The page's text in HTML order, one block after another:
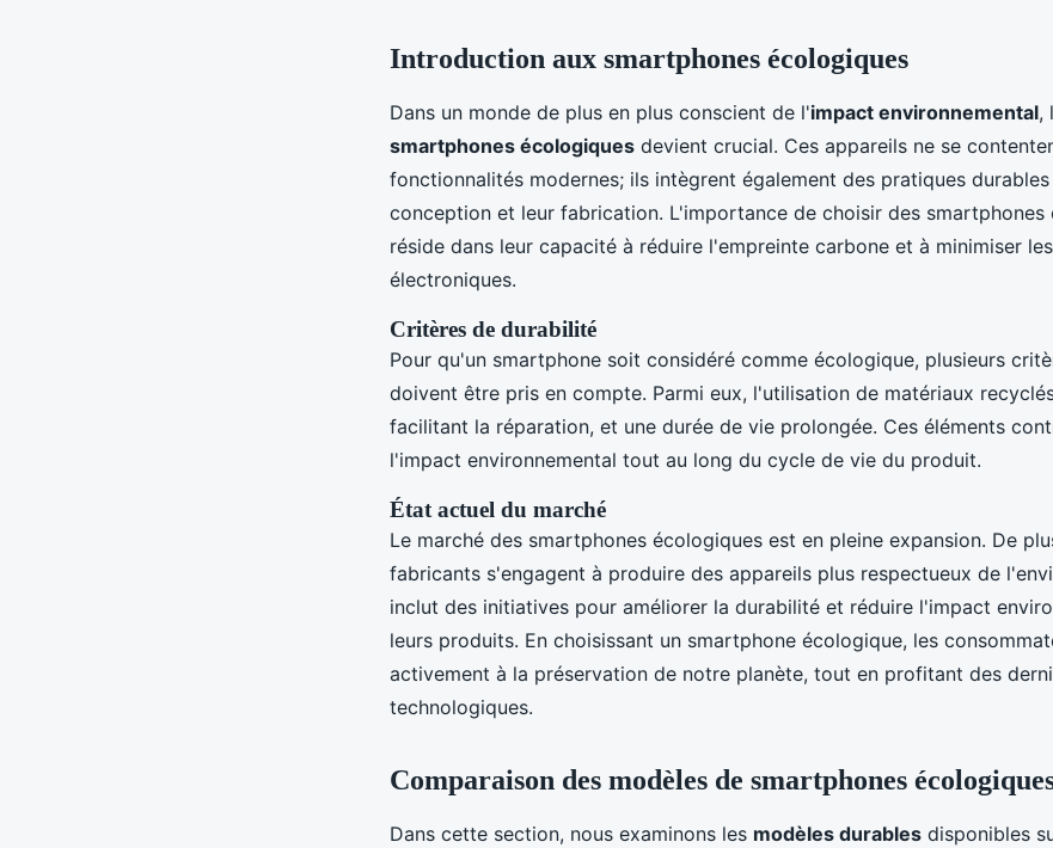
Introduction aux smartphones écologiques
Dans un monde de plus en plus conscient de l'impact environnemental,
smartphones écologiques devient crucial. Ces appareils ne se
fonctionnalités modernes; ils intègrent également des pratiques
conception et leur fabrication. L'importance de choisir des smartphones
réside dans leur capacité à réduire l'empreinte carbone et à minimiser
électroniques.
Critères de durabilité
Pour qu'un smartphone soit considéré comme écologique, plusieurs
doivent être pris en compte. Parmi eux, l'utilisation de matériaux
facilitant la réparation, et une durée de vie prolongée. Ces éléments
l'impact environnemental tout au long du cycle de vie du produit.
État actuel du marché
Le marché des smartphones écologiques est en pleine expansion. De
fabricants s'engagent à produire des appareils plus respectueux de
inclut des initiatives pour améliorer la durabilité et réduire l'impact
leurs produits. En choisissant un smartphone écologique, les
activement à la préservation de notre planète, tout en profitant des
technologiques.
Comparaison des modèles de smartphones
Dans cette section, nous examinons les modèles durables disponibles